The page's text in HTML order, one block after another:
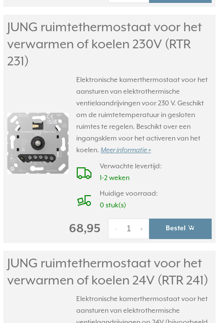
JUNG ruimtethermostaat voor het
verwarmen of koelen 230V (RTR
231)
Elektronische kamerthermostaat voor het
aansturen van elektrothermische
ventielaandrijvingen voor 230 V. Geschikt
om de ruimtetemperatuur in gesloten
ruimtes te regelen. Beschikt over een
ingangsklem voor het activeren van het
koelen. Meer informatie »
Verwachte levertijd:
1-2 weken
Huidige voorraad:
0 stuk(s)
68,95 +
- Bestel
JUNG ruimtethermostaat voor het
verwarmen of koelen 24V (RTR 241)
Elektronische kamerthermostaat voor het
aansturen van elektrothermische